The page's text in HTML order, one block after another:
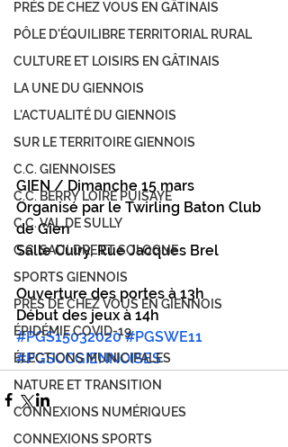
PRÉS DE CHEZ VOUS EN GÂTINAIS
PÔLE D'ÉQUILIBRE TERRITORIAL RURAL
CULTURE ET LOISIRS EN GÂTINAIS
LA UNE DU GIENNOIS
L'ACTUALITÉ DU GIENNOIS
SUR LE TERRITOIRE GIENNOIS
C.C. GIENNOISES
C.C. BERRY LOIRE PUISAYE
C.C. VAL DE SULLY
C.C. SAULDRE ET SOLOGNE
SPORTS GIENNOIS
PRÈS DE CHEZ VOUS EN GIENNOIS
ÉPIDÉMIE COVID-19
ÉLECTIONS MUNICIPALES
NATURE ET TRANSITION
CONNEXIONS NUMÉRIQUES
CONNEXIONS SPORTS
GIEN / Dimanche 15 mars
Organisé par le Twirling Baton Club
de Gien
Salle Cuiry, Rue Jacques Brel
Ouverture des portes à 13h
Début des jeux à 14h
#PGS15032020 #PGSWE11
#PGSCCGIENNOISES